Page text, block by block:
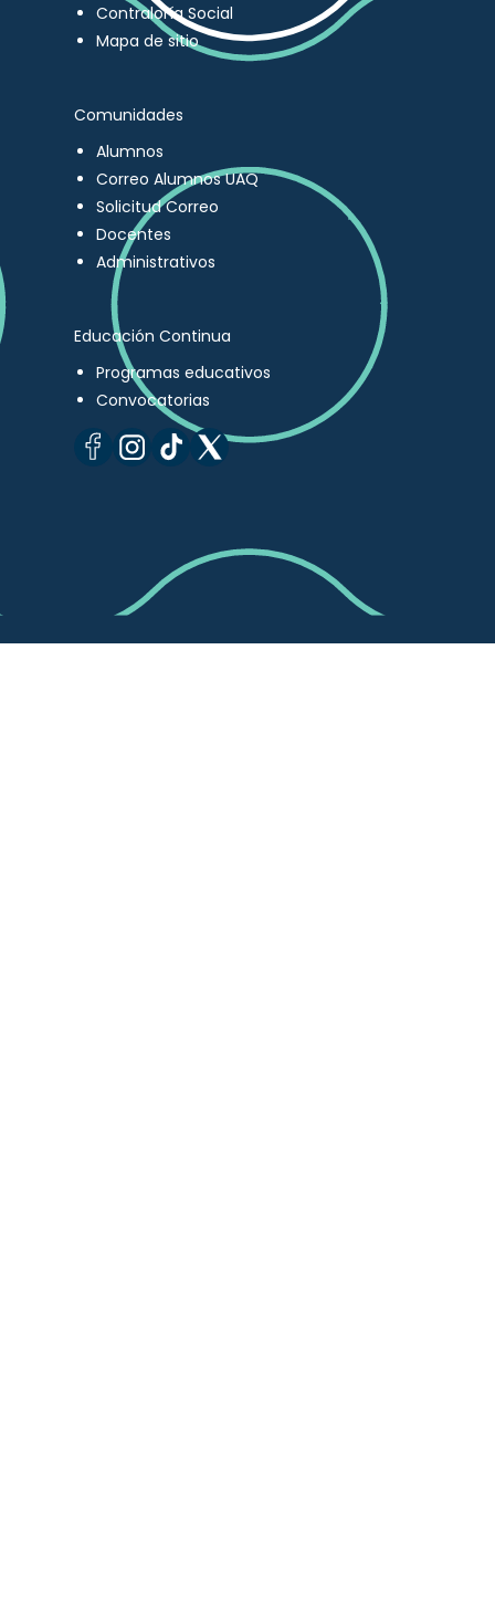
Contraloría Social
Mapa de sitio
Comunidades
Alumnos
Correo Alumnos UAQ
Solicitud Correo
Docentes
Administrativos
Educación Continua
Programas educativos
Convocatorias